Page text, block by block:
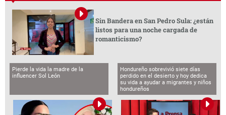
Sin Bandera en San Pedro Sula: ¿están
listos para una noche cargada de
romanticismo?
Pierde la vida la madre de la
influencer Sol León
Hondureño sobrevivió siete días
perdido en el desierto y hoy dedica
su vida a ayudar a migrantes y niños
hondureños